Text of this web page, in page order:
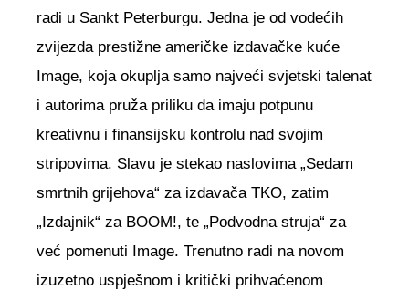
radi u Sankt Peterburgu. Jedna je od vodećih
zvijezda prestižne američke izdavačke kuće
Image, koja okuplja samo najveći svjetski talenat
i autorima pruža priliku da imaju potpunu
kreativnu i finansijsku kontrolu nad svojim
stripovima. Slavu je stekao naslovima „Sedam
smrtnih grijehova“ za izdavača TKO, zatim
„Izdajnik“ za BOOM!, te „Podvodna struja“ za
već pomenuti Image. Trenutno radi na novom
izuzetno uspješnom i kritički prihvaćenom